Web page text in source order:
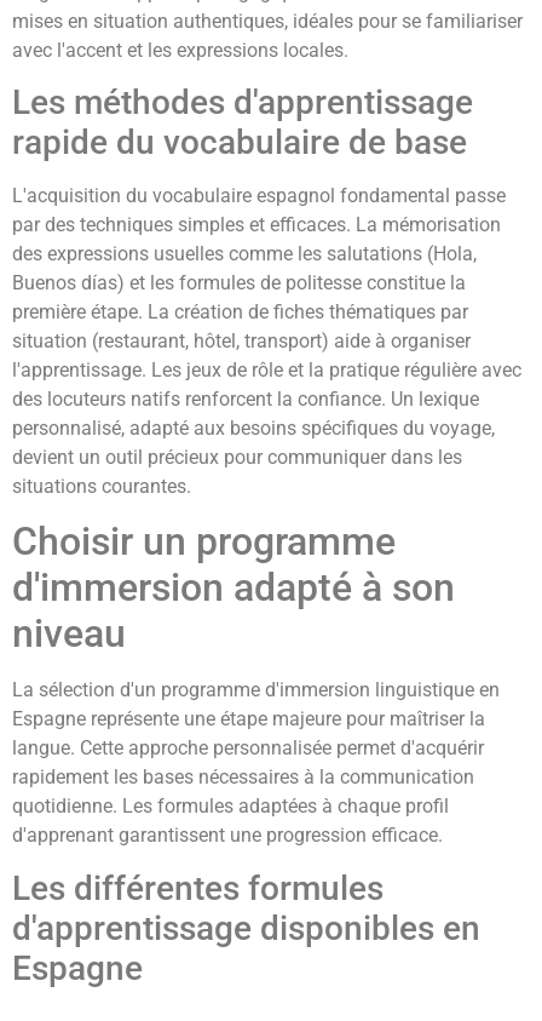
mises en situation authentiques, idéales pour se familiariser
avec l'accent et les expressions locales.
Les méthodes d'apprentissage
rapide du vocabulaire de base
L'acquisition du vocabulaire espagnol fondamental passe
par des techniques simples et efficaces. La mémorisation
des expressions usuelles comme les salutations (Hola,
Buenos días) et les formules de politesse constitue la
première étape. La création de fiches thématiques par
situation (restaurant, hôtel, transport) aide à organiser
l'apprentissage. Les jeux de rôle et la pratique régulière avec
des locuteurs natifs renforcent la confiance. Un lexique
personnalisé, adapté aux besoins spécifiques du voyage,
devient un outil précieux pour communiquer dans les
situations courantes.
Choisir un programme
d'immersion adapté à son
niveau
La sélection d'un programme d'immersion linguistique en
Espagne représente une étape majeure pour maîtriser la
langue. Cette approche personnalisée permet d'acquérir
rapidement les bases nécessaires à la communication
quotidienne. Les formules adaptées à chaque profil
d'apprenant garantissent une progression efficace.
Les différentes formules
d'apprentissage disponibles en
Espagne